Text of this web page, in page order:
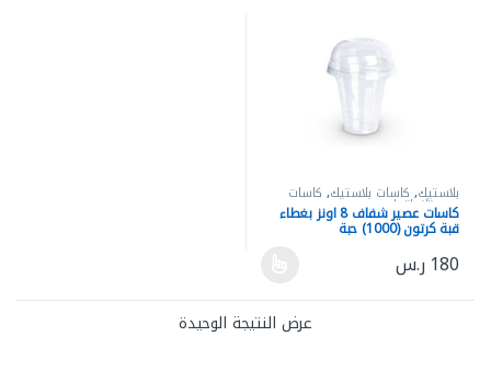
بلاستيك,كاسات بلاستيك, كاسات
ومستلزماتها كاسات عصير شفاف 8 اونز بغطاء
قبة كرتون (1000) حبة
180 ر.س
هناك العديد من الأشكال المختلفة لهذا المنتج. يمكن اختيار
عرض النتيجة الوحيدة